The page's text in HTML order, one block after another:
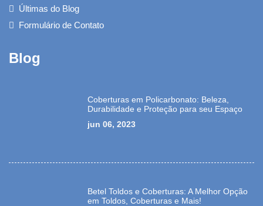
Últimas do Blog
Formulário de Contato
Blog
Coberturas em Policarbonato: Beleza,
Durabilidade e Proteção para seu Espaço
jun 06, 2023
Betel Toldos e Coberturas: A Melhor Opção
em Toldos, Coberturas e Mais!